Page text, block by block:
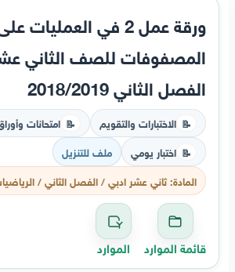
ورقة عمل 2 في العمليات
المصفوفات للصف الثاني
الفصل الثاني 2018/2019
📝 الاختبارات والتقويم 📝 امتحانات
📝 اختبار يومي
ملف للتنزيل
المادة: ثاني عشر ادبي / الفصل الثاني /
قائمة الموارد الموارد